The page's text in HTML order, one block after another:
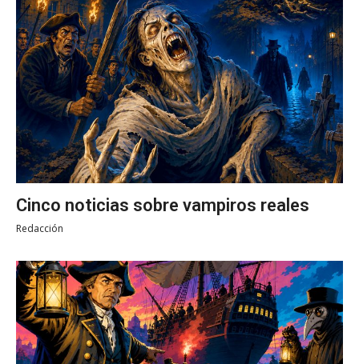
Cinco noticias sobre vampiros reales
Redacción